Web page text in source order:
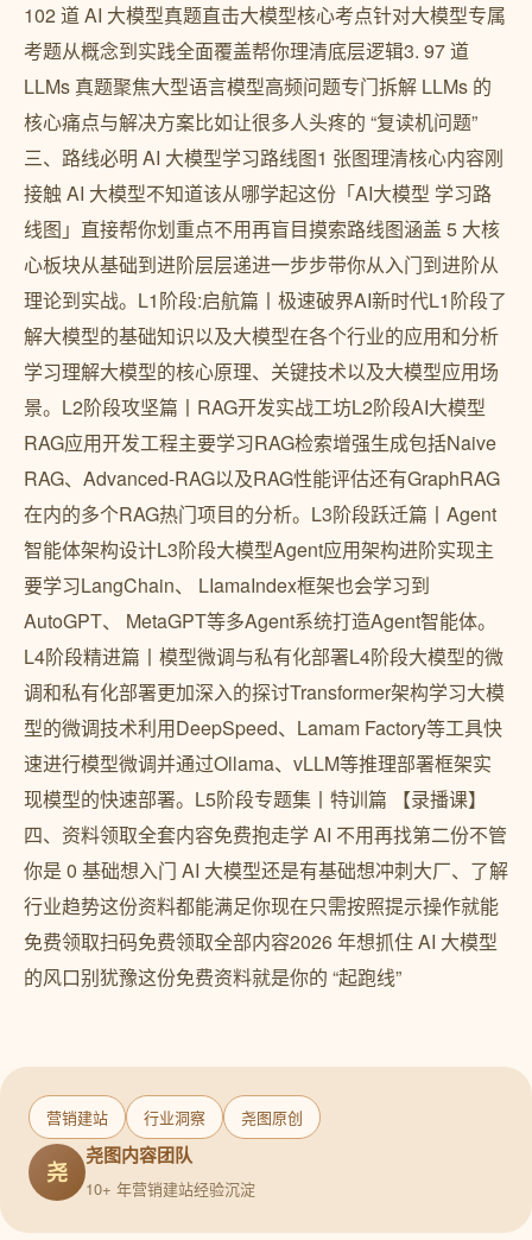
102 道 AI 大模型真题直击大模型核心考点针对大模型专属
考题从概念到实践全面覆盖帮你理清底层逻辑3. 97 道
LLMs 真题聚焦大型语言模型高频问题专门拆解 LLMs 的
核心痛点与解决方案比如让很多人头疼的 “复读机问题”
三、路线必明 AI 大模型学习路线图1 张图理清核心内容刚
接触 AI 大模型不知道该从哪学起这份「AI大模型 学习路
线图」直接帮你划重点不用再盲目摸索路线图涵盖 5 大核
心板块从基础到进阶层层递进一步步带你从入门到进阶从
理论到实战。L1阶段:启航篇丨极速破界AI新时代L1阶段了
解大模型的基础知识以及大模型在各个行业的应用和分析
学习理解大模型的核心原理、关键技术以及大模型应用场
景。L2阶段攻坚篇丨RAG开发实战工坊L2阶段AI大模型
RAG应用开发工程主要学习RAG检索增强生成包括Naive
RAG、Advanced-RAG以及RAG性能评估还有GraphRAG
在内的多个RAG热门项目的分析。L3阶段跃迁篇丨Agent
智能体架构设计L3阶段大模型Agent应用架构进阶实现主
要学习LangChain、 LIamaIndex框架也会学习到
AutoGPT、 MetaGPT等多Agent系统打造Agent智能体。
L4阶段精进篇丨模型微调与私有化部署L4阶段大模型的微
调和私有化部署更加深入的探讨Transformer架构学习大模
型的微调技术利用DeepSpeed、Lamam Factory等工具快
速进行模型微调并通过Ollama、vLLM等推理部署框架实
现模型的快速部署。L5阶段专题集丨特训篇 【录播课】
四、资料领取全套内容免费抱走学 AI 不用再找第二份不管
你是 0 基础想入门 AI 大模型还是有基础想冲刺大厂、了解
行业趋势这份资料都能满足你现在只需按照提示操作就能
免费领取扫码免费领取全部内容2026 年想抓住 AI 大模型
的风口别犹豫这份免费资料就是你的 “起跑线”
营销建站 行业洞察 尧图原创
尧
尧图内容团队
10+ 年营销建站经验沉淀